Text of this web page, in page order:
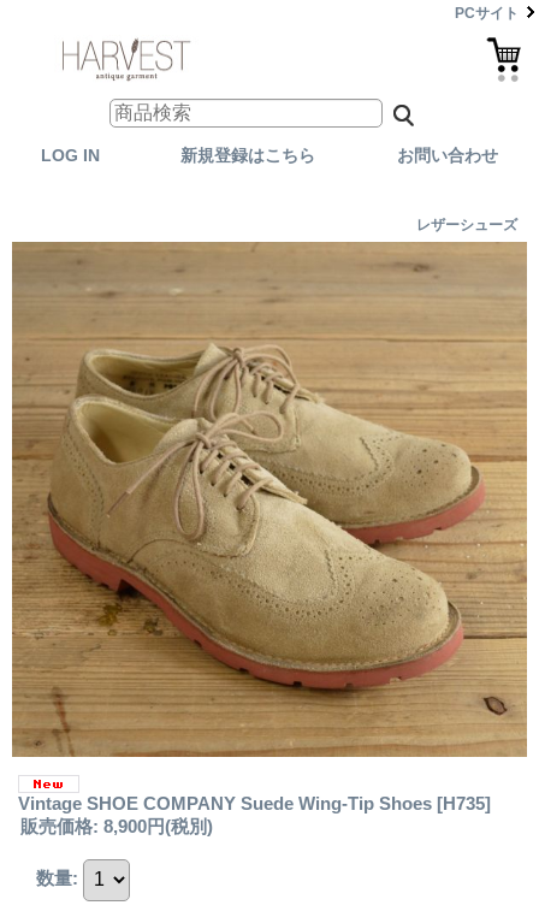
PCサイト
LOG IN 新規登録はこちら お問い合わせ
レザーシューズ
Vintage SHOE COMPANY Suede Wing-Tip Shoes [H735]
販売価格: 8,900円(税別)
数量: